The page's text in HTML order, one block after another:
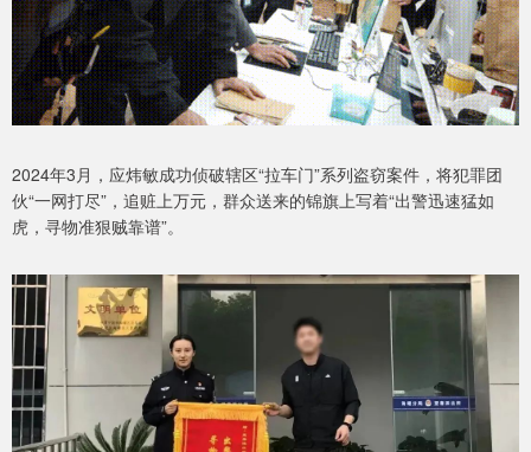
2024年3月，应炜敏成功侦破辖区“拉车门”系列盗窃案件，将犯罪团
伙“一网打尽”，追赃上万元，群众送来的锦旗上写着“出警迅速猛如
虎，寻物准狠贼靠谱”。